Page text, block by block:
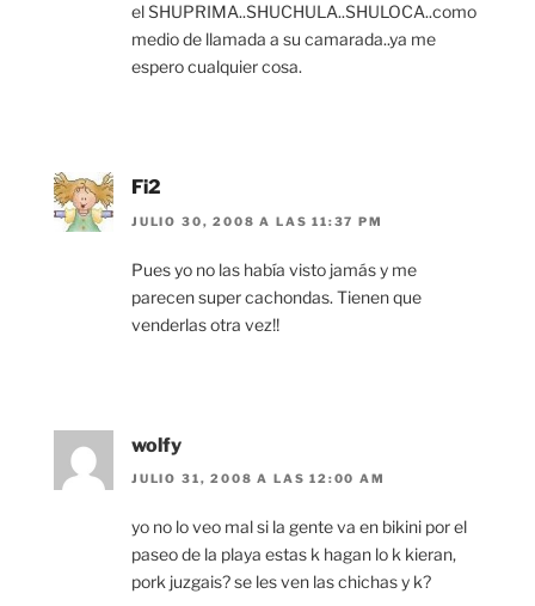
el SHUPRIMA..SHUCHULA..SHULOCA..como
medio de llamada a su camarada..ya me
espero cualquier cosa.
Fi2
JULIO 30, 2008 A LAS 11:37 PM
Pues yo no las había visto jamás y me
parecen super cachondas. Tienen que
venderlas otra vez!!
wolfy
JULIO 31, 2008 A LAS 12:00 AM
yo no lo veo mal si la gente va en bikini por el
paseo de la playa estas k hagan lo k kieran,
pork juzgais? se les ven las chichas y k?